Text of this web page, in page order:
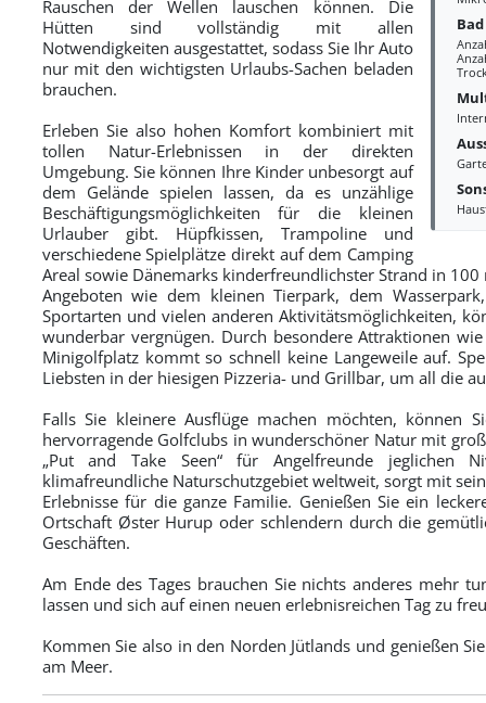
Bad
Rauschen der Wellen lauschen können. Die
Hütten sind vollständig mit allen
Notwendigkeiten ausgestattet, sodass Sie Ihr Auto
nur mit den wichtigsten Urlaubs-Sachen beladen
brauchen.
Erleben Sie also hohen Komfort kombiniert mit
tollen Natur-Erlebnissen in der direkten
Umgebung. Sie können Ihre Kinder unbesorgt auf
dem Gelände spielen lassen, da es unzählige
Beschäftigungsmöglichkeiten für die kleinen
Urlauber gibt. Hüpfkissen, Trampoline und
verschiedene Spielplätze direkt auf dem Camping
Areal sowie Dänemarks kinderfreundlichster Strand in
Angeboten wie dem kleinen Tierpark, dem
Sportarten und vielen anderen Aktivitätsmöglichkeiten,
wunderbar vergnügen. Durch besondere Attraktionen
Minigolfplatz kommt so schnell keine Langeweile auf.
Liebsten in der hiesigen Pizzeria- und Grillbar, um all die
Falls Sie kleinere Ausflüge machen möchten, können
hervorragende Golfclubs in wunderschöner Natur mit
„Put and Take Seen“ für Angelfreunde jeglichen
klimafreundliche Naturschutzgebiet weltweit, sorgt mit
Erlebnisse für die ganze Familie. Genießen Sie ein
Ortschaft Øster Hurup oder schlendern durch die
Geschäften.
Am Ende des Tages brauchen Sie nichts anderes mehr
lassen und sich auf einen neuen erlebnisreichen Tag zu
Kommen Sie also in den Norden Jütlands und genießen
am Meer.